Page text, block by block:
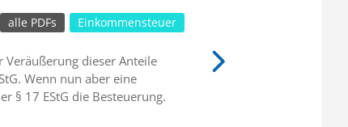
Einkommensteuer
alle PDFs
dieser Anteile
Wenn nun aber eine
§ 17 EStG die Besteuerung.